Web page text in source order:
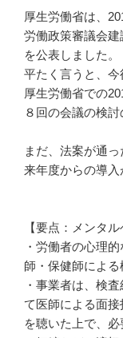
厚生労働省は、
労働政策審議会建
を公表しました。
平たく言うと、
厚生労働省での
８回の会議の検討
まだ、法案が通っ
来年度からの導入
【要点：メンタ
・労働者の心理
師・保健師による
・事業者は、検
て医師による面
を聴いた上で、